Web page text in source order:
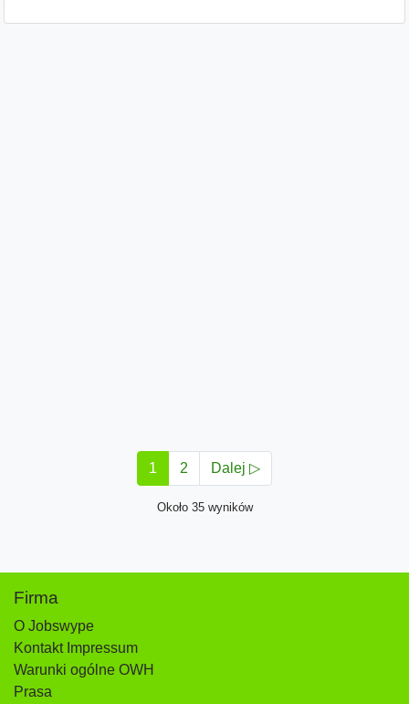
1 2 Dalej ▷
Około 35 wyników
Firma
O Jobswype
Kontakt Impressum
Warunki ogólne OWH
Prasa